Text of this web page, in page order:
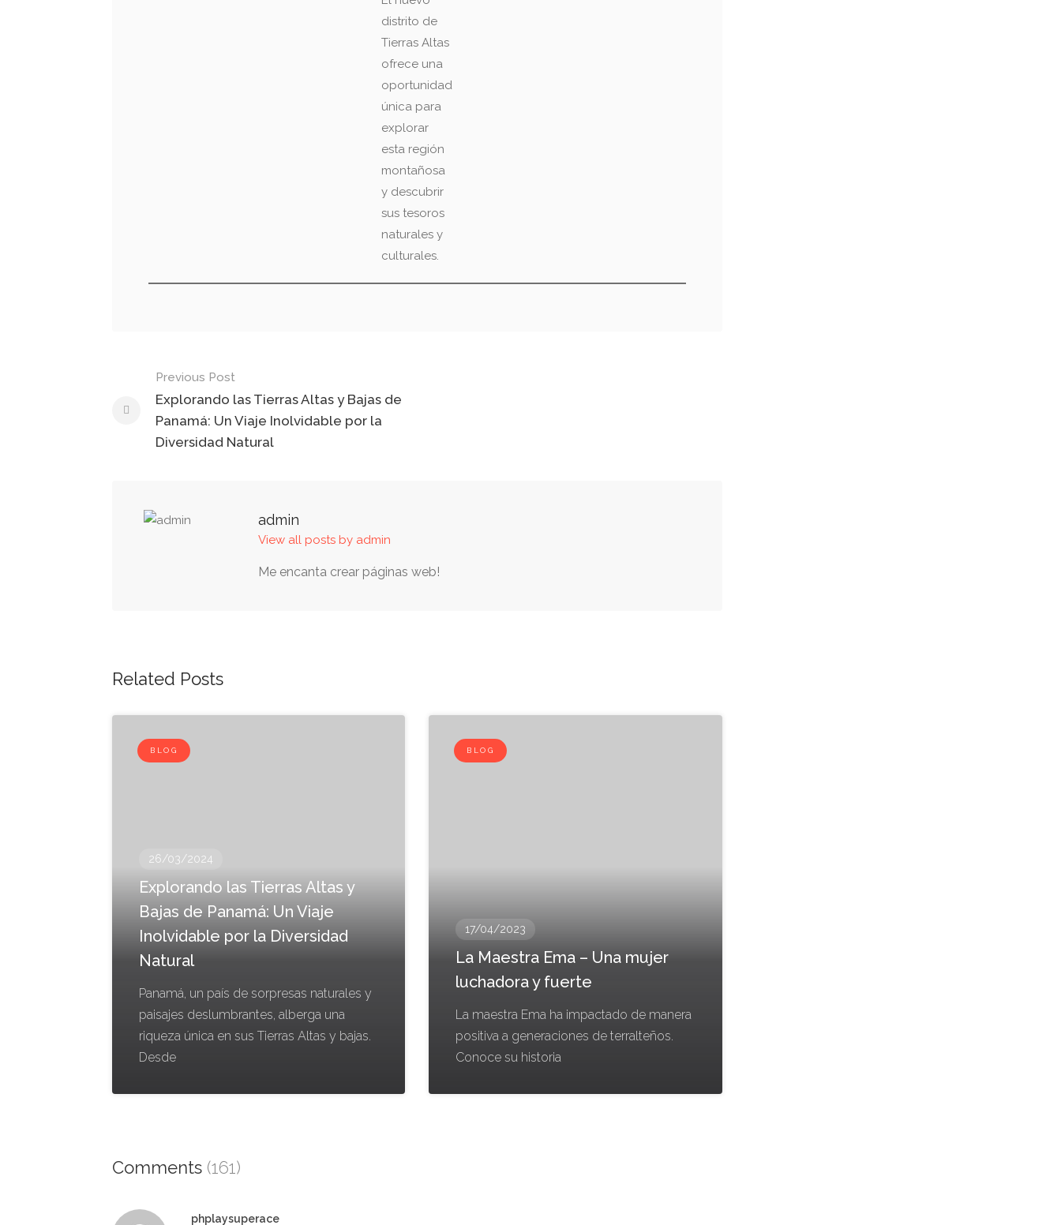
distrito de
Tierras Altas
ofrece una
oportunidad
única para
explorar
esta región
montañosa
y descubrir
sus tesoros
naturales y
culturales.
Post
navigation
Previous Post
Explorando las Tierras Altas y Bajas de
Panamá: Un Viaje Inolvidable por la
Diversidad Natural
admin
View all posts by admin
Me encanta crear páginas web!
Related Posts
BLOG
26/03/2024
Explorando las Tierras Altas y
Bajas de Panamá: Un Viaje
Inolvidable por la Diversidad
Natural
Panamá, un país de sorpresas naturales y
paisajes deslumbrantes, alberga una
riqueza única en sus Tierras Altas y bajas.
Desde
BLOG
17/04/2023
La Maestra Ema – Una mujer
luchadora y fuerte
La maestra Ema ha impactado de manera
positiva a generaciones de terralteños.
Conoce su historia
Comments (161)
phplaysuperace